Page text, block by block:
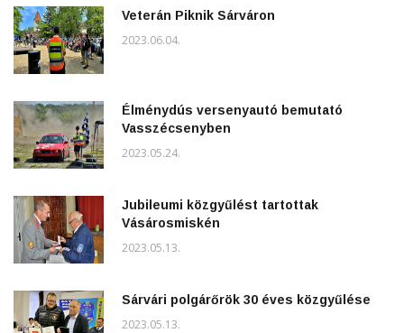
Veterán Piknik Sárváron
2023.06.04.
Élménydús versenyautó bemutató
Vasszécsenyben
2023.05.24.
Jubileumi közgyűlést tartottak
Vásárosmiskén
2023.05.13.
Sárvári polgárőrök 30 éves közgyűlése
2023.05.13.